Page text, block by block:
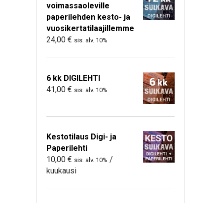
voimassaoleville
paperilehden kesto- ja
vuosikertatilaajillemme
24,00 € sis. alv. 10%
6 kk DIGILEHTI
41,00 € sis. alv. 10%
Kestotilaus Digi- ja
Paperilehti
10,00 € sis. alv. 10% /
kuukausi